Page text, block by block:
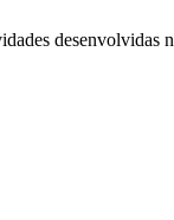
desenvolvidas